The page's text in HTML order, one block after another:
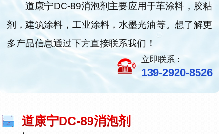
道康宁DC-89消泡剂主要应用于革涂料，胶粘
剂，建筑涂料，工业涂料，水墨光油等。想了解更
多产品信息通过下方直接联系我们！
立即联系：
139-2920-8526
道康宁DC-89消泡剂